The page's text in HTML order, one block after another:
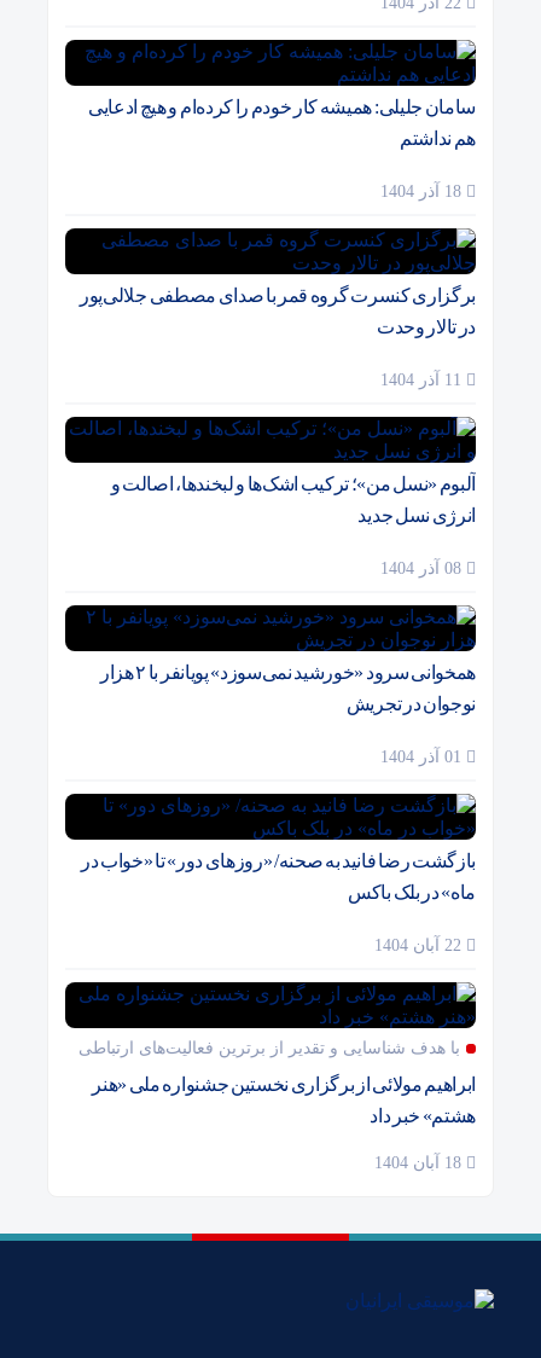
سامان جلیلی: همیشه کار خودم را کرده‌ام و هیچ ادعایی
هم نداشتم
برگزاری کنسرت گروه قمر با صدای مصطفی جلالی‌پور
در تالار وحدت
آلبوم «نسل من»؛ ترکیب اشک‌ها و لبخندها، اصالت و
انرژی نسل جدید
همخوانی سرود «خورشید نمی‌سوزد» پویانفر با ۲ هزار
نوجوان در تجریش
بازگشت رضا فانید به صحنه/ «روزهای دور» تا «خواب در
ماه» در بلک باکس
با هدف شناسایی و تقدیر از برترین فعالیت‌های ارتباطی
ابراهیم مولائی از برگزاری نخستین جشنواره ملی «هنر
هشتم» خبر داد